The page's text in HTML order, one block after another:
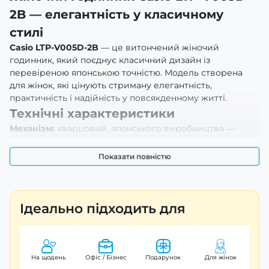
2B — елегантність у класичному
стилі
Casio LTP-V005D-2B — це витончений жіночий
годинник, який поєднує класичний дизайн із
перевіреною японською точністю. Модель створена
для жінок, які цінують стриману елегантність,
практичність і надійність у повсякденному житті.
Технічні характеристики
Механізм: кварцовий, японського виробництва —
потребу в обслуговуванні.
моделі класичного вигляду та зберігає акуратний
зовнішній вигляд протягом тривалого часу.
Циферблат:контрастне оформлення з чіткими
Скло:мінеральне — стійке до подряпин у
Показати повністю
Ідеально підходить для
На щодень Офіс / Бізнес Подарунок Для жінок